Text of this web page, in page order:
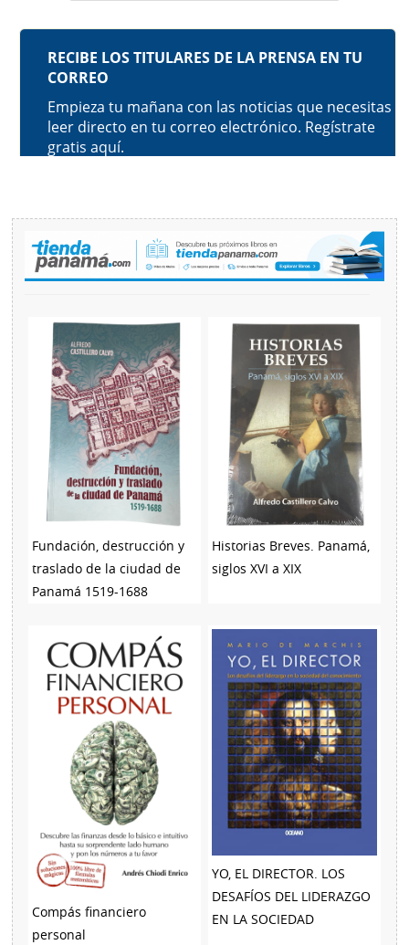
Fundación, destrucción y
traslado de la ciudad de
Panamá 1519-1688
Historias Breves. Panamá,
siglos XVI a XIX
Compás financiero
personal
YO, EL DIRECTOR. LOS
DESAFÍOS DEL LIDERAZGO
EN LA SOCIEDAD